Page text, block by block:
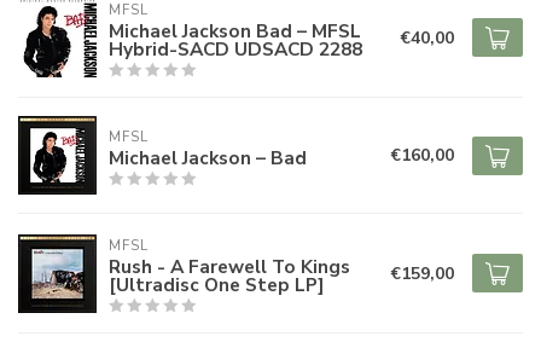
MFSL
Michael Jackson Bad – MFSL
Hybrid-SACD UDSACD 2288 €40,00
MFSL
Michael Jackson – Bad €160,00
MFSL
Rush - A Farewell To Kings
[Ultradisc One Step LP] €159,00